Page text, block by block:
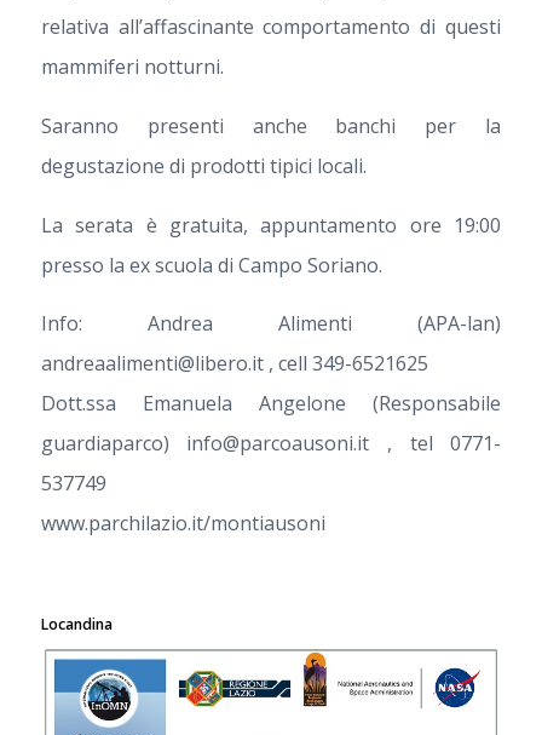
relativa all’affascinante comportamento di questi
mammiferi notturni.
Saranno presenti anche banchi per la
degustazione di prodotti tipici locali.
La serata è gratuita, appuntamento ore 19:00
presso la ex scuola di Campo Soriano.
Info: Andrea Alimenti (APA-lan)
andreaalimenti@libero.it , cell 349-6521625
Dott.ssa Emanuela Angelone (Responsabile
guardiaparco) info@parcoausoni.it , tel 0771-
537749
www.parchilazio.it/montiausoni
Locandina